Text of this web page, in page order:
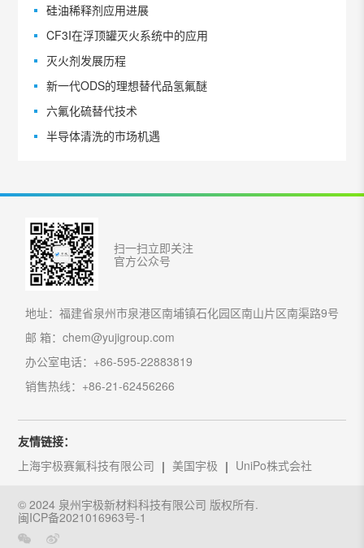
硅油稀释剂应用进展
CF3I在浮顶罐灭火系统中的应用
灭火剂发展历程
新一代ODS的理想替代品氢氟醚
六氟化硫替代技术
半导体清洗的市场机遇
扫一扫立即关注
官方公众号
地址：福建省泉州市泉港区南埔镇石化园区南山片区南渠路9号
邮 箱：chem@yujigroup.com
办公室电话：+86-595-22883819
销售热线：+86-21-62456266
友情链接：
上海宇极赛氟科技有限公司
美国宇极 UniPo株式会社
© 2024 泉州宇极新材料科技有限公司 版权所有.
闽ICP备2021016963号-1